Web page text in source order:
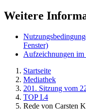
Weitere
Fenster)
Aufzeichnungen im
Startseite
Mediathek
201. Sitzung vom
TOP I.4
Rede von Carsten